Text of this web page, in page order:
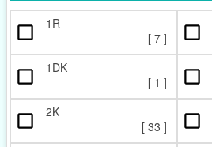
1R
[ 7 ]
1DK
[ 1 ]
2K
[ 33 ]